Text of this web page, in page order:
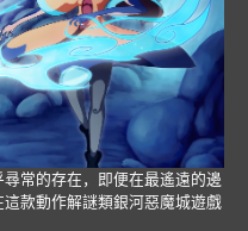
常的存在，即便在最遙遠的邊
款動作解謎類銀河惡魔城遊戲